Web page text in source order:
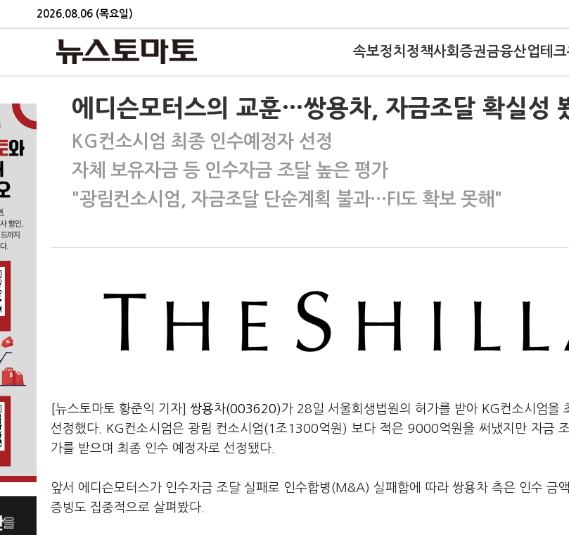
2026.08.06 (목요일)
속보정치 정책사회 증권금융산업테크
에디슨모터스의 교훈…쌍용차, 자금조달 확실성
KG컨소시엄 최종 인수예정자 선정
자체 보유자금 등 인수자금 조달 높은 평가
"광림컨소시엄, 자금조달 단순계획 불과…FI도 확보 못해"
[뉴스토마토 황준익 기자] 쌍용차(003620)가 28일 서울회생법원의 허가를 받아 KG컨소시엄을
선정했다. KG컨소시엄은 광림 컨소시엄(1조1300억원) 보다 적은 9000억원을 써냈지만 자금
가를 받으며 최종 인수 예정자로 선정됐다.
앞서 에디슨모터스가 인수자금 조달 실패로 인수합병(M&A) 실패함에 따라 쌍용차 측은 인수 금
증빙도 집중적으로 살펴봤다.